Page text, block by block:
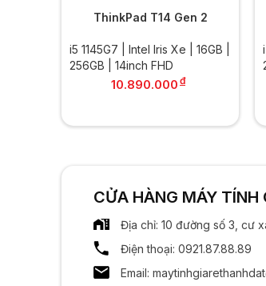
ThinkPad T14 Gen 2
i5 1145G7 | Intel Iris Xe | 16GB |
256GB | 14inch FHD
10.890.000 đ
CỬA HÀNG MÁY TÍNH
Địa chỉ: 10 đường số 3, cư
Điện thoại: 0921.87.88.89
Email: